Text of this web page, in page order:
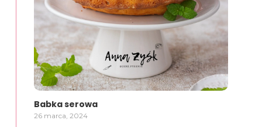
Babka serowa
26 marca, 2024